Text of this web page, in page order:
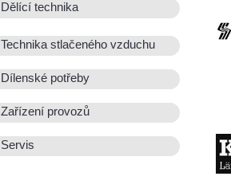
Dělící technika
Technika stlačeného vzduchu
Dílenské potřeby
Zařízení provozů
Servis